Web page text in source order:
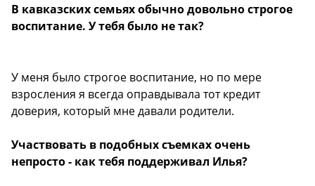
В кавказских семьях обычно довольно строгое
воспитание. У тебя было не так?
У меня было строгое воспитание, но по мере
взросления я всегда оправдывала тот кредит
доверия, который мне давали родители.
Участвовать в подобных съемках очень
непросто - как тебя поддерживал Илья?